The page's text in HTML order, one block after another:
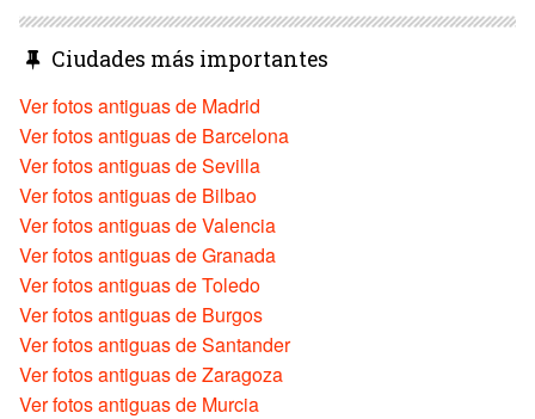
Ciudades más importantes
Ver fotos antiguas de Madrid
Ver fotos antiguas de Barcelona
Ver fotos antiguas de Sevilla
Ver fotos antiguas de Bilbao
Ver fotos antiguas de Valencia
Ver fotos antiguas de Granada
Ver fotos antiguas de Toledo
Ver fotos antiguas de Burgos
Ver fotos antiguas de Santander
Ver fotos antiguas de Zaragoza
Ver fotos antiguas de Murcia